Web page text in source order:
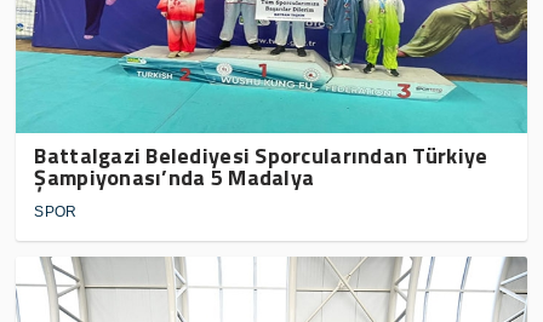
Battalgazi Belediyesi Sporcularından Türkiye
Şampiyonası’nda 5 Madalya
SPOR